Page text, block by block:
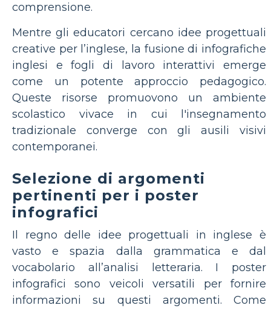
comprensione.
Mentre gli educatori cercano idee progettuali
creative per l’inglese, la fusione di infografiche
inglesi e fogli di lavoro interattivi emerge
come un potente approccio pedagogico.
Queste risorse promuovono un ambiente
scolastico vivace in cui l'insegnamento
tradizionale converge con gli ausili visivi
contemporanei.
Selezione di argomenti
pertinenti per i poster
infografici
Il regno delle idee progettuali in inglese è
vasto e spazia dalla grammatica e dal
vocabolario all’analisi letteraria. I poster
infografici sono veicoli versatili per fornire
informazioni su questi argomenti. Come